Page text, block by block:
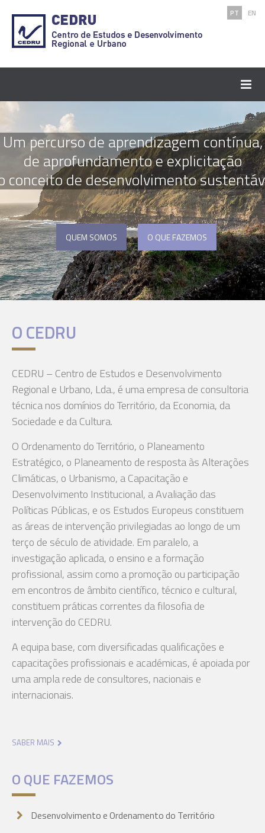
PT EN
Um percurso de aprendizagem contínua,
de aprofundamento e explicitação
conceito de desenvolvimento
QUEM SOMOS O QUE FAZEMOS
O CEDRU
CEDRU – Centro de Estudos e Desenvolvimento
Regional e Urbano, Lda., é uma empresa de consultoria
técnica nos domínios do Território, da Economia, da
Sociedade e da Cultura.
O Ordenamento do Território, o Planeamento
Estratégico, o Planeamento de resposta às Alterações
Climáticas, o Urbanismo, a Capacitação e
Desenvolvimento Institucional, a Avaliação das
Políticas Públicas, e os Estudos Europeus constituem
as áreas de intervenção privilegiadas ao longo de um
terço de século de atividade. Em paralelo, a
investigação aplicada, o ensino e a formação
profissional, assim como a promoção ou participação
em encontros de âmbito científico, técnico e cultural,
constituem práticas correntes da filosofia de
intervenção do CEDRU.
A equipa base, com diversificadas qualificações e
capacitações profissionais e académicas, é apoiada por
uma ampla rede de consultores, nacionais e
internacionais.
SABER MAIS
O QUE FAZEMOS
Desenvolvimento e Ordenamento do Território